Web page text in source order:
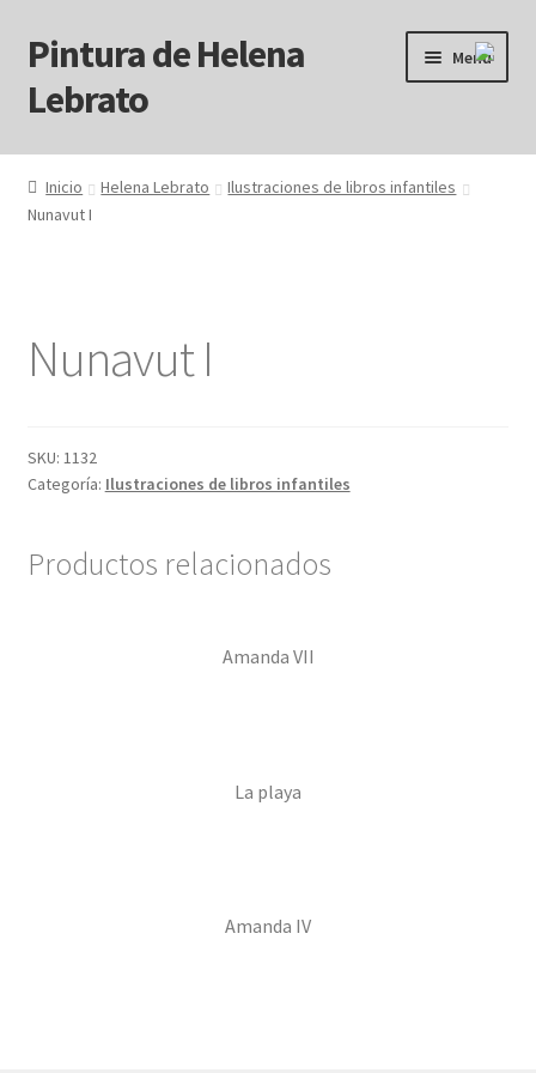
Ir
a
la
Ir
al
contenido
Pintura de Helena
Lebrato
Menú
Inicio
Acrílicos
Benditos ! Muertos de Hambre
Carrito
Historial de compras
Inicio Helena Lebrato
Ilustraciones de libros infantiles
Nunavut I
Nunavut I
SKU: 1132
Categoría: Ilustraciones de libros infantiles
Productos relacionados
Amanda VII
La playa
Amanda IV